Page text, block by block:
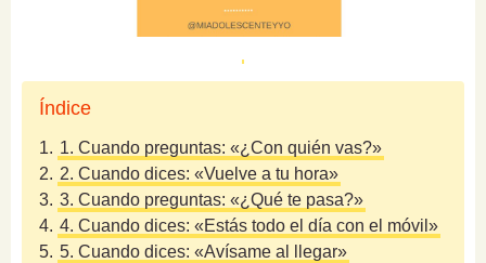
Índice
1. 1. Cuando preguntas: «¿Con quién vas?»
2. 2. Cuando dices: «Vuelve a tu hora»
3. 3. Cuando preguntas: «¿Qué te pasa?»
4. 4. Cuando dices: «Estás todo el día con el móvil»
5. 5. Cuando dices: «Avísame al llegar»